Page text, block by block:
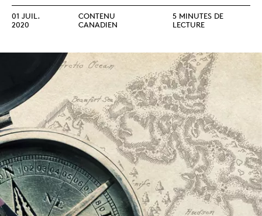
01 JUIL.
2020
CONTENU
CANADIEN
5 MINUTES DE
LECTURE